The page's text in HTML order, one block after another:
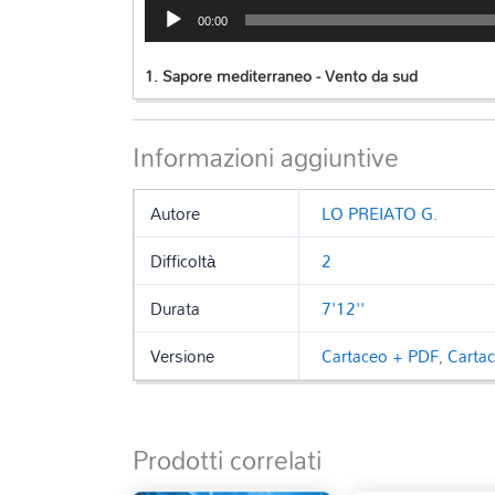
Audio
Player 00:00
1.Sapore mediterraneo - Vento da sud
Informazioni aggiuntive
Autore
LO PREIATO G.
Difficoltà
2
Durata
7'12''
Versione
Cartaceo + PDF,
Prodotti correlati